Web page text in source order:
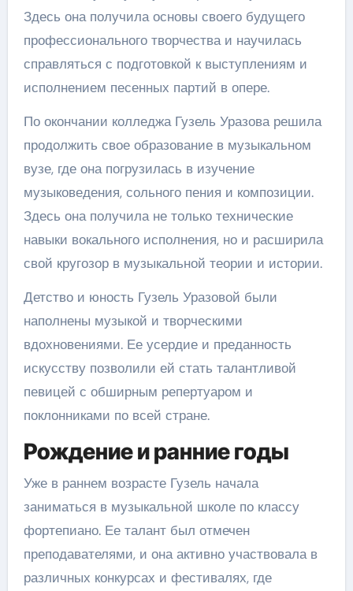
Здесь она получила основы своего будущего
профессионального творчества и научилась
справляться с подготовкой к выступлениям и
исполнением песенных партий в опере.
По окончании колледжа Гузель Уразова решила
продолжить свое образование в музыкальном
вузе, где она погрузилась в изучение
музыковедения, сольного пения и композиции.
Здесь она получила не только технические
навыки вокального исполнения, но и расширила
свой кругозор в музыкальной теории и истории.
Детство и юность Гузель Уразовой были
наполнены музыкой и творческими
вдохновениями. Ее усердие и преданность
искусству позволили ей стать талантливой
певицей с обширным репертуаром и
поклонниками по всей стране.
Рождение и ранние годы
Уже в раннем возрасте Гузель начала
заниматься в музыкальной школе по классу
фортепиано. Ее талант был отмечен
преподавателями, и она активно участвовала в
различных конкурсах и фестивалях, где